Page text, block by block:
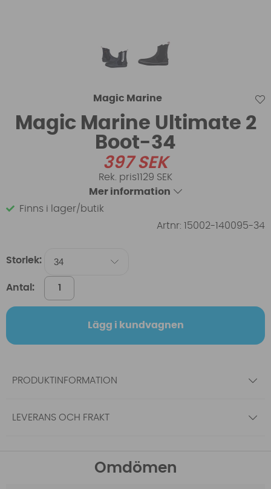
Magic Marine
Magic Marine Ultimate 2
Boot-34
397SEK
1129 SEK
Mer information
Finns i lager/butik
Artnr: 15002-140095-34
Storlek:
Antal:
Lägg i kundvagnen
PRODUKTINFORMATION
LEVERANS OCH FRAKT
Omdömen